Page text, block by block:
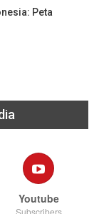
Peta
Youtube